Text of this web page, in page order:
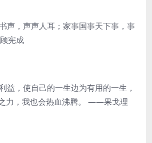
声，声声人耳；家事国事天下事，事
宪成
益，使自己的一生边为有用的一生，
力，我也会热血沸腾。 ——果戈理